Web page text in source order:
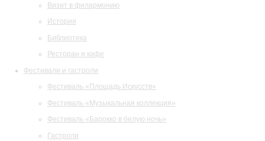
Визит в филармонию
История
Библиотека
Ресторан и кафе
Фестивали и гастроли
Фестиваль «Площадь Искусств»
Фестиваль «Музыкальная коллекция»
Фестиваль «Барокко в белую ночь»
Гастроли